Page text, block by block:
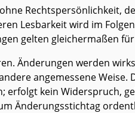
Rechtspersönlichkeit,
Lesbarkeit wird im
gelten gleichermaßen
Änderungen werden
angemessene Weise.
erfolgt kein Widerspruch,
Änderungsstichtag